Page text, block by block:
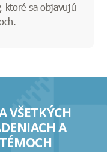
ktoré sa objavujú
VŠETKÝCH
A